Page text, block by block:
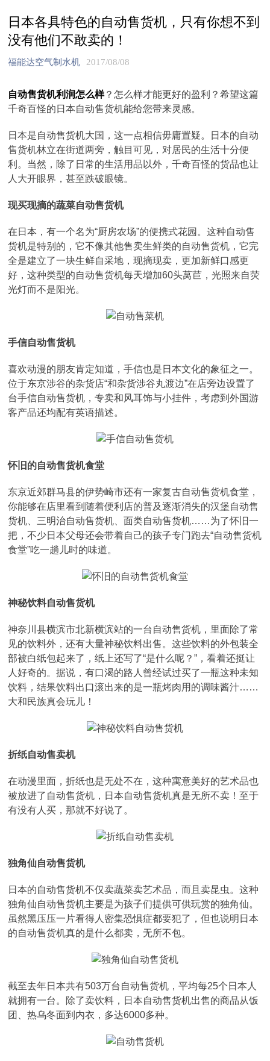
日本各具特色的自动售货机，只有你想不到
没有他们不敢卖的！
福能达空气制水机 2017/08/08
自动售货机利润怎么样？怎么样才能更好的盈利？希望这篇
千奇百怪的日本自动售货机能给您带来灵感。
日本是自动售货机大国，这一点相信毋庸置疑。日本的自动
售货机林立在街道两旁，触目可见，对居民的生活十分便
利。当然，除了日常的生活用品以外，千奇百怪的货品也让
人大开眼界，甚至跌破眼镜。
现买现摘的蔬菜自动售货机
在日本，有一个名为“厨房农场”的便携式花园。这种自动售
货机是特别的，它不像其他售卖生鲜类的自动售货机，它完
全是建立了一块生鲜自采地，现摘现卖，更加新鲜口感更
好，这种类型的自动售货机每天增加60头莴苣，光照来自荧
光灯而不是阳光。
手信自动售货机
喜欢动漫的朋友肯定知道，手信也是日本文化的象征之一。
位于东京涉谷的杂货店“和杂货涉谷丸渡边”在店旁边设置了
台手信自动售货机，专卖和风耳饰与小挂件，考虑到外国游
客产品还均配有英语描述。
怀旧的自动售货机食堂
东京近郊群马县的伊势崎市还有一家复古自动售货机食堂，
你能够在店里看到随着便利店的普及逐渐消失的汉堡自动售
货机、三明治自动售货机、面类自动售货机……为了怀旧一
把，不少日本父母还会带着自己的孩子专门跑去“自动售货机
食堂”吃一趟儿时的味道。
神秘饮料自动售货机
神奈川县横滨市北新横滨站的一台自动售货机，里面除了常
见的饮料外，还有大量神秘饮料出售。这些饮料的外包装全
部被白纸包起来了，纸上还写了“是什么呢？”，看着还挺让
人好奇的。据说，有口渴的路人曾经试过买了一瓶这种未知
饮料，结果饮料出口滚出来的是一瓶烤肉用的调味酱汁……
大和民族真会玩儿！
折纸自动售卖机
在动漫里面，折纸也是无处不在，这种寓意美好的艺术品也
被放进了自动售货机，日本自动售货机真是无所不卖！至于
有没有人买，那就不好说了。
独角仙自动售货机
日本的自动售货机不仅卖蔬菜卖艺术品，而且卖昆虫。这种
独角仙自动售货机主要是为孩子们提供可供玩赏的独角仙。
虽然黑压压一片看得人密集恐惧症都要犯了，但也说明日本
的自动售货机真的是什么都卖，无所不包。
截至去年日本共有503万台自动售货机，平均每25个日本人
就拥有一台。除了卖饮料，日本自动售货机出售的商品从饭
团、热乌冬面到内衣，多达6000多种。